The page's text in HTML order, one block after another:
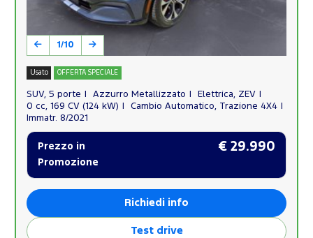
1/10
Usato OFFERTA SPECIALE
SUV, 5 porte Azzurro Metallizzato
Elettrica, ZEV
0 cc, 169 CV (124 kW)
Cambio Automatico, Trazione 4X4
Immatr. 8/2021
Prezzo in
Promozione
€ 29.990
Richiedi info
Test drive